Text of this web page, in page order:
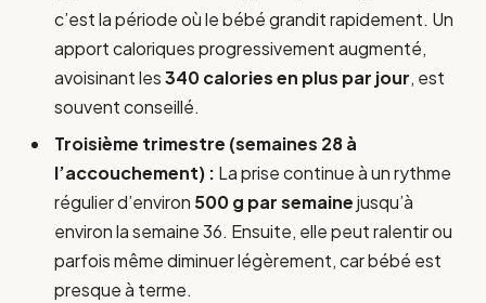
c’est la période où le bébé grandit rapidement. Un
apport caloriques progressivement augmenté,
avoisinant les340 calories en plus par jour, est
souvent conseillé.
Troisième trimestre (semaines 28 à
l’accouchement) : La prise continue à un rythme
régulier d’environ 500 g par semainejusqu’à
environ la semaine 36. Ensuite, elle peut ralentir ou
parfois même diminuer légèrement, car bébé est
presque à terme.